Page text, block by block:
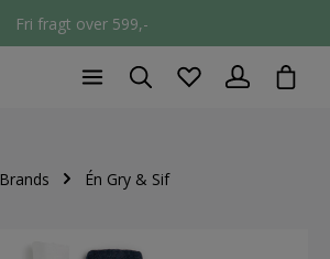
Fri fragt over 599,-
Brands Én Gry & Sif